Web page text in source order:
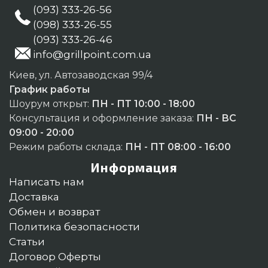
(093) 333-26-56
(098) 333-26-55
(093) 333-26-46
info@grillpoint.com.ua
Киев, ул. Автозаводская 99/4
График работы
Шоурум открыт: ПН - ПТ 10:00 - 18:00
Консультация и оформление заказа: ПН - ВС
09:00 - 20:00
Режим работы склада: ПН - ПТ 08:00 - 16:00
Информация
Написать нам
Доставка
Обмен и возврат
Политика безопасности
Статьи
Договор Оферты